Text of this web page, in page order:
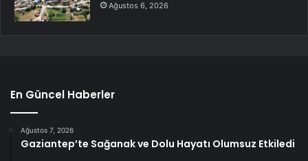
Ağustos 6, 2026
En Güncel Haberler
Ağustos 7, 2026
Gaziantep’te Sağanak ve Dolu Hayatı Olumsuz Etkiledi